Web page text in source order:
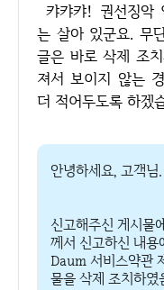
캬캬캬! 권선징악 입니다. 인과응보! 아직까지 정의
는 살아 있군요. 무
글은 바로 삭제 조
져서 보이지 않는
더 적어두도록 하겠
안녕하세요, 고객
신고해주신 게시물
께서 신고하신 내
Daum 서비스약관
물을 삭제 조치하였